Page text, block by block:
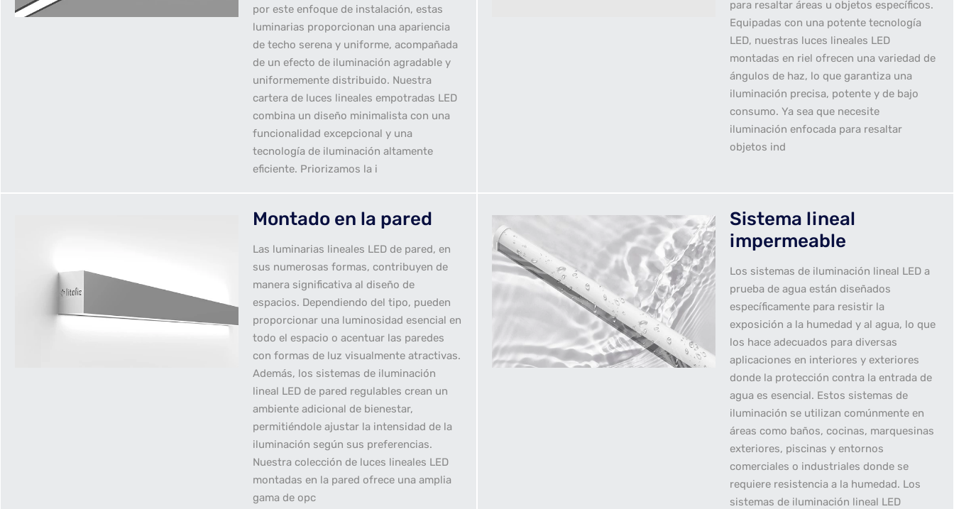
por este enfoque de instalación, estas
luminarias proporcionan una apariencia
de techo serena y uniforme, acompañada
de un efecto de iluminación agradable y
uniformemente distribuido. Nuestra
cartera de luces lineales empotradas LED
combina un diseño minimalista con una
funcionalidad excepcional y una
tecnología de iluminación altamente
eficiente. Priorizamos la i
para resaltar áreas u objetos específicos.
Equipadas con una potente tecnología
LED, nuestras luces lineales LED
montadas en riel ofrecen una variedad de
ángulos de haz, lo que garantiza una
iluminación precisa, potente y de bajo
consumo. Ya sea que necesite
iluminación enfocada para resaltar
objetos ind
Montado en la pared
Las luminarias lineales LED de pared, en
sus numerosas formas, contribuyen de
manera significativa al diseño de
espacios. Dependiendo del tipo, pueden
proporcionar una luminosidad esencial en
todo el espacio o acentuar las paredes
con formas de luz visualmente atractivas.
Además, los sistemas de iluminación
lineal LED de pared regulables crean un
ambiente adicional de bienestar,
permitiéndole ajustar la intensidad de la
iluminación según sus preferencias.
Nuestra colección de luces lineales LED
montadas en la pared ofrece una amplia
gama de opc
Sistema lineal
impermeable
Los sistemas de iluminación lineal LED a
prueba de agua están diseñados
específicamente para resistir la
exposición a la humedad y al agua, lo que
los hace adecuados para diversas
aplicaciones en interiores y exteriores
donde la protección contra la entrada de
agua es esencial. Estos sistemas de
iluminación se utilizan comúnmente en
áreas como baños, cocinas, marquesinas
exteriores, piscinas y entornos
comerciales o industriales donde se
requiere resistencia a la humedad. Los
sistemas de iluminación lineal LED